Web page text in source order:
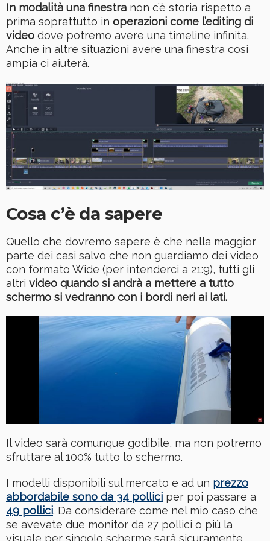
In modalità una finestra non c’è storia rispetto a
prima soprattutto in operazioni come l’editing di
video dove potremo avere una timeline infinita.
Anche in altre situazioni avere una finestra così
ampia ci aiuterà.
Cosa c’è da sapere
Quello che dovremo sapere è che nella maggior
parte dei casi salvo che non guardiamo dei video
con formato Wide (per intenderci a 21:9), tutti gli
altri video quando si andrà a mettere a tutto
schermo si vedranno con i bordi neri ai lati.
Il video sarà comunque godibile, ma non potremo
sfruttare al 100% tutto lo schermo.
I modelli disponibili sul mercato e ad un prezzo
abbordabile sono da 34 pollici per poi passare a
49 pollici. Da considerare come nel mio caso che
se avevate due monitor da 27 pollici o più la